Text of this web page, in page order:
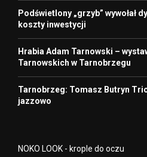
Podświetlony „grzyb” wywołał
koszty inwestycji
Hrabia Adam Tarnowski –
Tarnowskich w Tarnobrzegu
Tarnobrzeg: Tomasz Butryn
jazzowo
NOKO LOOK - krople do oczu